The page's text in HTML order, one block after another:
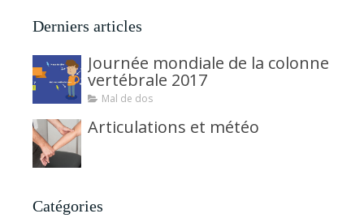
Derniers articles
Journée mondiale de la colonne
vertébrale 2017
Mal de dos
Articulations et météo
Catégories